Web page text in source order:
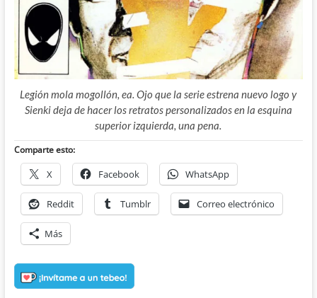
Legión mola mogollón, ea. Ojo que la serie estrena nuevo logo y
Sienki deja de hacer los retratos personalizados en la esquina
superior izquierda, una pena.
Comparte esto:
X Facebook WhatsApp
Reddit Tumblr Correo electrónico
Más